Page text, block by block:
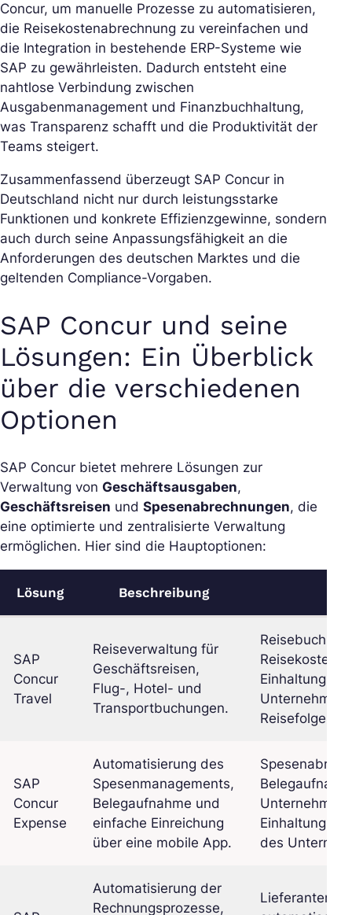
Concur, um manuelle Prozesse zu automatisieren,
die Reisekostenabrechnung zu vereinfachen und
die Integration in bestehende ERP-Systeme wie
SAP zu gewährleisten. Dadurch entsteht eine
nahtlose Verbindung zwischen
Ausgabenmanagement und Finanzbuchhaltung,
was Transparenz schafft und die Produktivität der
Teams steigert.
Zusammenfassend überzeugt SAP Concur in
Deutschland nicht nur durch leistungsstarke
Funktionen und konkrete Effizienzgewinne, sondern
auch durch seine Anpassungsfähigkeit an die
Anforderungen des deutschen Marktes und die
geltenden Compliance-Vorgaben.
SAP Concur und seine
Lösungen: Ein Überblick
über die verschiedenen
Optionen
SAP Concur bietet mehrere Lösungen zur
Verwaltung von Geschäftsausgaben,
Geschäftsreisen und Spesenabrechnungen, die
eine optimierte und zentralisierte Verwaltung
ermöglichen. Hier sind die Hauptoptionen:
Lösung Beschreibung
SAP
Concur
Travel
Reiseverwaltung für
Geschäftsreisen,
Flug-, Hotel- und
Transportbuchungen.
Einhaltung
Reisefolgen.
SAP
Concur
Expense
Automatisierung des
Spesenmanagements,
Belegaufnahme und
einfache Einreichung
über eine mobile App.
Einhaltung
des
Automatisierung der
Rechnungsprozesse,